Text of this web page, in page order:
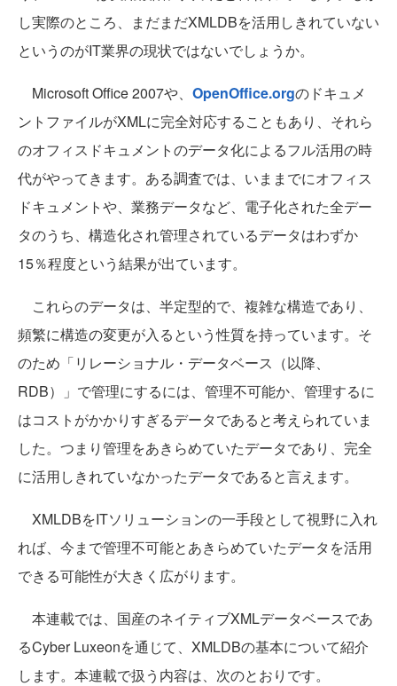
し実際のところ、まだまだXMLDBを活用しきれていない
というのがIT業界の現状ではないでしょうか。
Microsoft Office 2007や、 OpenOffice.orgのドキュメ
ントファイルがXMLに完全対応することもあり、それら
のオフィスドキュメントのデータ化によるフル活用の時
代がやってきます。ある調査では、いままでにオフィス
ドキュメントや、業務データなど、電子化された全デー
タのうち、構造化され管理されているデータはわずか
15％程度という結果が出ています。
これらのデータは、半定型的で、複雑な構造であり、
頻繁に構造の変更が入るという性質を持っています。そ
のため「リレーショナル・データベース（以降、
RDB）」で管理にするには、管理不可能か、管理するに
はコストがかかりすぎるデータであると考えられていま
した。つまり管理をあきらめていたデータであり、完全
に活用しきれていなかったデータであると言えます。
XMLDBをITソリューションの一手段として視野に入れ
れば、今まで管理不可能とあきらめていたデータを活用
できる可能性が大きく広がります。
本連載では、国産のネイティブXMLデータベースであ
るCyber Luxeonを通じて、XMLDBの基本について紹介
します。本連載で扱う内容は、次のとおりです。